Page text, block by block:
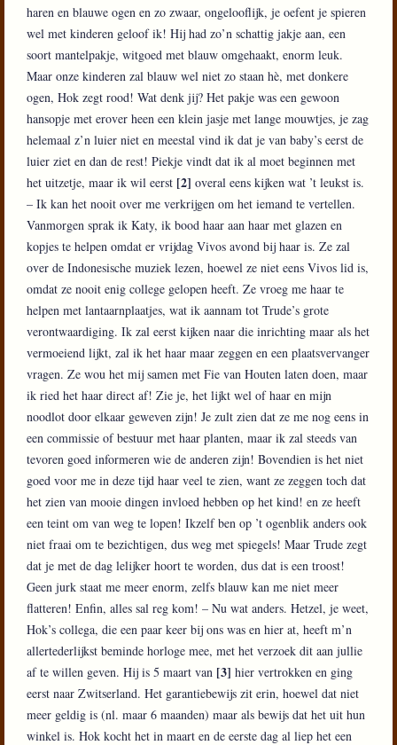
haren en blauwe ogen en zo zwaar, ongelooflijk, je oefent je spieren
wel met kinderen geloof ik! Hij had zo’n schattig jakje aan, een
soort mantelpakje, witgoed met blauw omgehaakt, enorm leuk.
Maar onze kinderen zal blauw wel niet zo staan hè, met donkere
ogen, Hok zegt rood! Wat denk jij? Het pakje was een gewoon
hansopje met erover heen een klein jasje met lange mouwtjes, je zag
helemaal z’n luier niet en meestal vind ik dat je van baby’s eerst de
luier ziet en dan de rest! Piekje vindt dat ik al moet beginnen met
het uitzetje, maar ik wil eerst [2] overal eens kijken wat ’t leukst is.
– Ik kan het nooit over me verkrijgen om het iemand te vertellen.
Vanmorgen sprak ik Katy, ik bood haar aan haar met glazen en
kopjes te helpen omdat er vrijdag Vivos avond bij haar is. Ze zal
over de Indonesische muziek lezen, hoewel ze niet eens Vivos lid is,
omdat ze nooit enig college gelopen heeft. Ze vroeg me haar te
helpen met lantaarnplaatjes, wat ik aannam tot Trude’s grote
verontwaardiging. Ik zal eerst kijken naar die inrichting maar als het
vermoeiend lijkt, zal ik het haar maar zeggen en een plaatsvervanger
vragen. Ze wou het mij samen met Fie van Houten laten doen, maar
ik ried het haar direct af! Zie je, het lijkt wel of haar en mijn
noodlot door elkaar geweven zijn! Je zult zien dat ze me nog eens in
een commissie of bestuur met haar planten, maar ik zal steeds van
tevoren goed informeren wie de anderen zijn! Bovendien is het niet
goed voor me in deze tijd haar veel te zien, want ze zeggen toch dat
het zien van mooie dingen invloed hebben op het kind! en ze heeft
een teint om van weg te lopen! Ikzelf ben op ’t ogenblik anders ook
niet fraai om te bezichtigen, dus weg met spiegels! Maar Trude zegt
dat je met de dag lelijker hoort te worden, dus dat is een troost!
Geen jurk staat me meer enorm, zelfs blauw kan me niet meer
flatteren! Enfin, alles sal reg kom! – Nu wat anders. Hetzel, je weet,
Hok’s collega, die een paar keer bij ons was en hier at, heeft m’n
allertederlijkst beminde horloge mee, met het verzoek dit aan jullie
af te willen geven. Hij is 5 maart van [3] hier vertrokken en ging
eerst naar Zwitserland. Het garantiebewijs zit erin, hoewel dat niet
meer geldig is (nl. maar 6 maanden) maar als bewijs dat het uit hun
winkel is. Hok kocht het in maart en de eerste dag al liep het een